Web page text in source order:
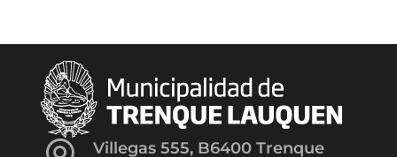
Villegas 555, B6400 Trenque